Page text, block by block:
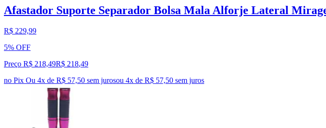
Afastador Suporte Separador Bolsa Mala Alforje Lateral Mirage
R$ 229,99
5% OFF
Preço R$ 218,49R$ 218,49
no Pix Ou 4x de R$ 57,50 sem jurosou 4x de R$ 57,50 sem juros